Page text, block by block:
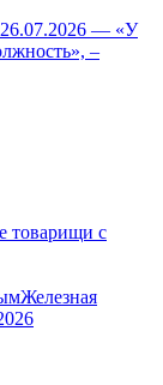
— «У
–
товарищи с
Железная